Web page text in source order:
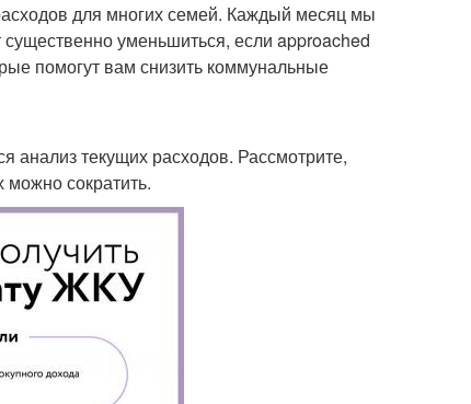
для многих семей. Каждый месяц мы
существенно уменьшиться, если approached
помогут вам снизить коммунальные
текущих расходов. Рассмотрите,
можно сократить.